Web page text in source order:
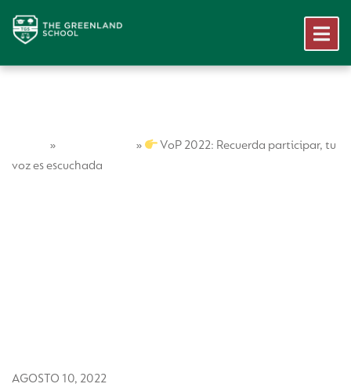
» »
VoP 2022: Recuerda participar, tu
voz es escuchada
AGOSTO 10, 2022